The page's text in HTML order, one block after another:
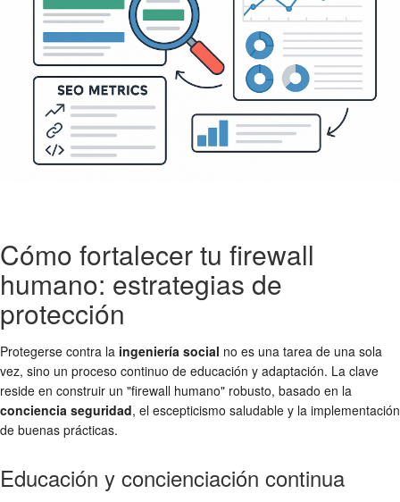
Cómo fortalecer tu firewall
humano: estrategias de
protección
Protegerse contra la ingeniería social no es una tarea de una sola
vez, sino un proceso continuo de educación y adaptación. La clave
reside en construir un "firewall humano" robusto, basado en la
conciencia seguridad, el escepticismo saludable y la implementación
de buenas prácticas.
Educación y concienciación continua